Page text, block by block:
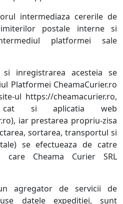
intermediaza cererile de
postale interne si
platformei sale
inregistrarea acesteia se
Platformei CheamaCurier.ro
ul https://cheamacurier.ro,
cat si aplicatia web
iar prestarea propriu-zisa
sortarea, transportul si
se efectueaza de catre
Cheama Curier SRL
agregator de servicii de
datele expeditiei, sunt